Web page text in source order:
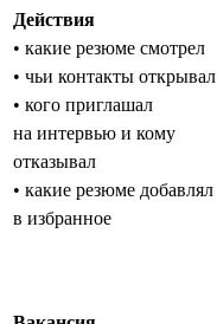
Действия
• какие резюме смотрел
• чьи контакты открывал
• кого приглашал
на интервью и кому
отказывал
• какие резюме добавлял
в избранное